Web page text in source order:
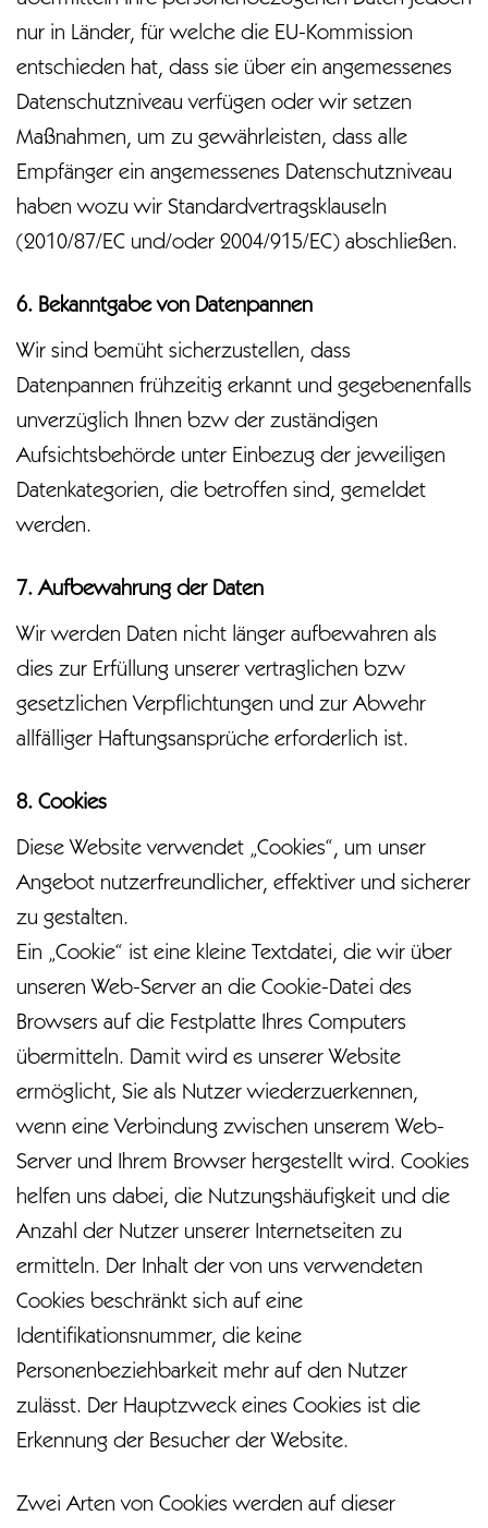
nur in Länder, für welche die EU-Kommission
entschieden hat, dass sie über ein angemessenes
Datenschutzniveau verfügen oder wir setzen
Maßnahmen, um zu gewährleisten, dass alle
Empfänger ein angemessenes Datenschutzniveau
haben wozu wir Standardvertragsklauseln
(2010/87/EC und/oder 2004/915/EC) abschließen.
6. Bekanntgabe von Datenpannen
Wir sind bemüht sicherzustellen, dass
Datenpannen frühzeitig erkannt und gegebenenfalls
unverzüglich Ihnen bzw der zuständigen
Aufsichtsbehörde unter Einbezug der jeweiligen
Datenkategorien, die betroffen sind, gemeldet
werden.
7. Aufbewahrung der Daten
Wir werden Daten nicht länger aufbewahren als
dies zur Erfüllung unserer vertraglichen bzw
gesetzlichen Verpflichtungen und zur Abwehr
allfälliger Haftungsansprüche erforderlich ist.
8. Cookies
Diese Website verwendet „Cookies“, um unser
Angebot nutzerfreundlicher, effektiver und sicherer
zu gestalten.
Ein „Cookie“ ist eine kleine Textdatei, die wir über
unseren Web-Server an die Cookie-Datei des
Browsers auf die Festplatte Ihres Computers
übermitteln. Damit wird es unserer Website
ermöglicht, Sie als Nutzer wiederzuerkennen,
wenn eine Verbindung zwischen unserem Web-
Server und Ihrem Browser hergestellt wird. Cookies
helfen uns dabei, die Nutzungshäufigkeit und die
Anzahl der Nutzer unserer Internetseiten zu
ermitteln. Der Inhalt der von uns verwendeten
Cookies beschränkt sich auf eine
Identifikationsnummer, die keine
Personenbeziehbarkeit mehr auf den Nutzer
zulässt. Der Hauptzweck eines Cookies ist die
Erkennung der Besucher der Website.
Zwei Arten von Cookies werden auf dieser